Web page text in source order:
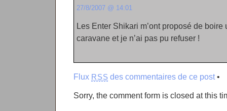
27/8/2007 @ 14:01
Les Enter Shikari m’ont proposé de
caravane et je n’ai pas pu refuser !
Flux RSS des commentaires de ce post•
Sorry, the comment form is closed at this